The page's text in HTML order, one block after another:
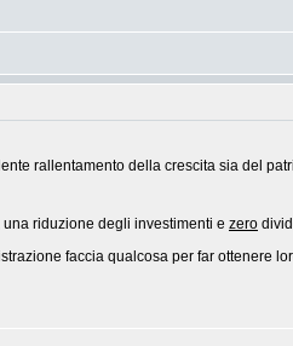
rallentamento della crescita sia del
riduzione degli investimenti e zero
faccia qualcosa per far ottenere